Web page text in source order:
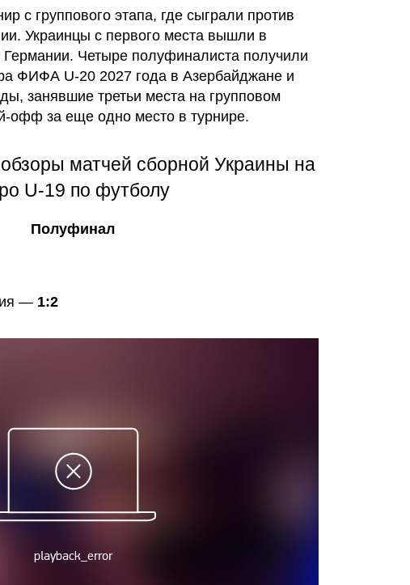
с группового этапа, где сыграли против
Украинцы с первого места вышли в
Четыре полуфиналиста получили
ФИФА U-20 2027 года в Азербайджане и
занявшие третьи места на групповом
офф за еще одно место в турнире.
матчей сборной Украины на
U-19 по футболу
Полуфинал
— 1:2